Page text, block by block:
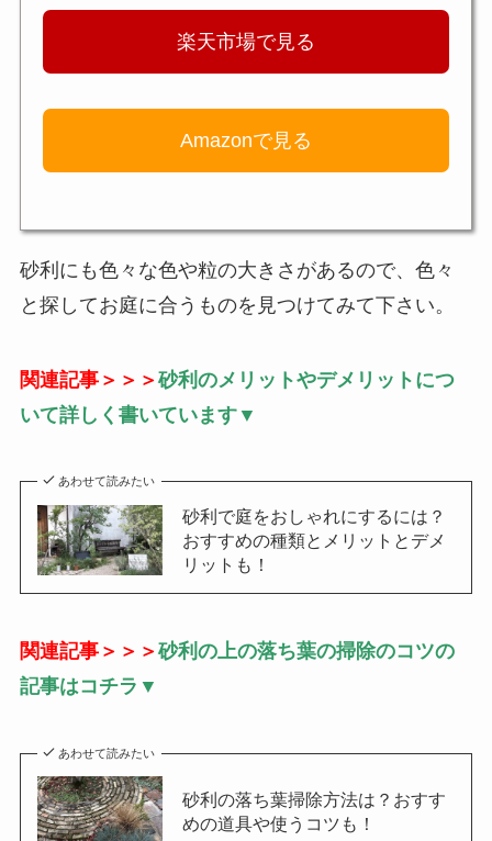
楽天市場で見る
Amazonで見る
砂利にも色々な色や粒の大きさがあるので、色々
と探してお庭に合うものを見つけてみて下さい。
関連記事＞＞＞砂利のメリットやデメリットにつ
いて詳しく書いています▼
あわせて読みたい
砂利で庭をおしゃれにするには？
おすすめの種類とメリットとデメ
リットも！
関連記事＞＞＞砂利の上の落ち葉の掃除のコツの
記事はコチラ▼
あわせて読みたい
砂利の落ち葉掃除方法は？おすす
めの道具や使うコツも！